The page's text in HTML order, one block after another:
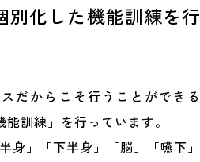
別化した機能訓練を行
だからこそ行うことができる
能訓練」を行っています。
身」「下半身」「脳」「嚥下」